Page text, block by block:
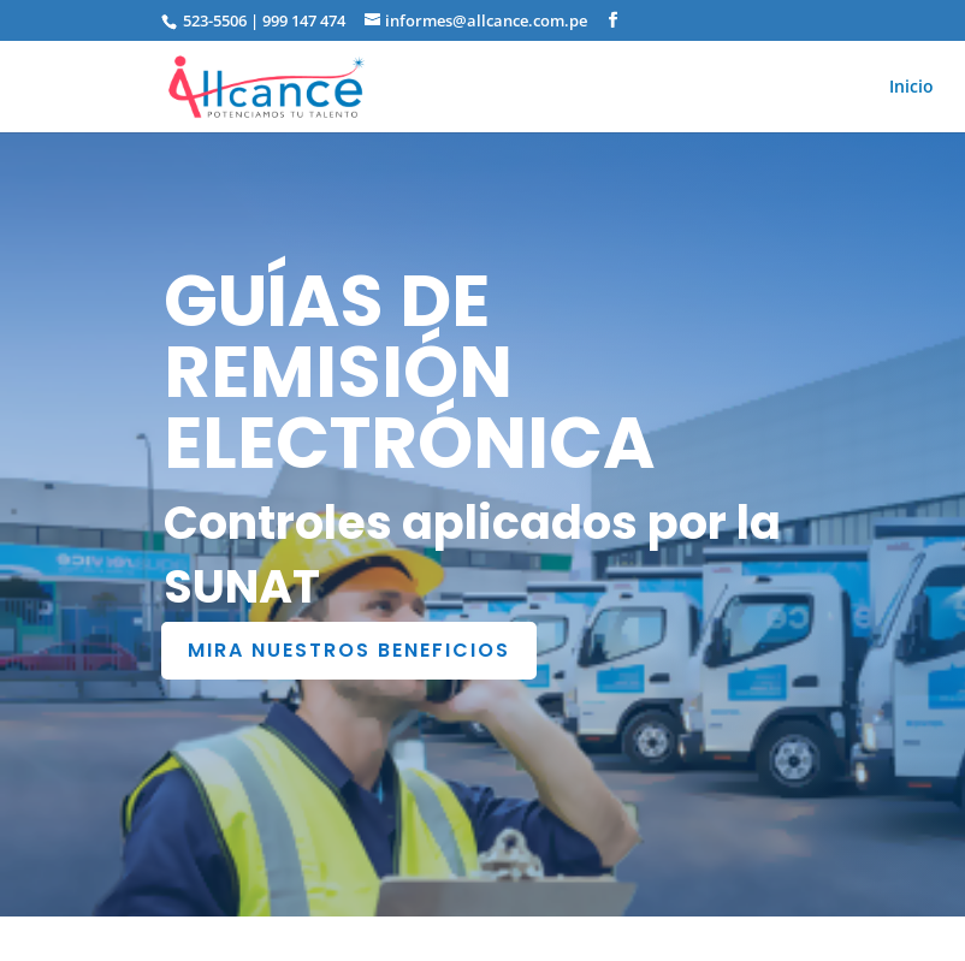
523-5506 | 999 147 474 informes@allcance.com.pe
Inicio
GUÍAS DE
REMISIÓN
ELECTRÓNICA
Controles aplicados por la
SUNAT
MIRA NUESTROS BENEFICIOS